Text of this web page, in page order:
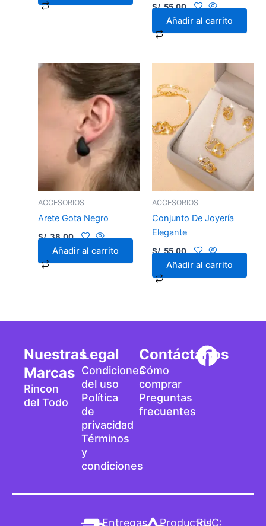
S/.55.00
Añadir al carrito
ACCESORIOS
Arete Gota Negro
S/.38.00
Añadir al carrito
ACCESORIOS
Conjunto De Joyería
Elegante
S/.55.00
Añadir al carrito
Nuestras
Marcas
Rincon
del Todo
Legal
Condiciones
del uso
Política
de
privacidad
Términos
y
condiciones
Contáctanos
Cómo
comprar
Preguntas
frecuentes
F
Entregas
Productos
RUC: